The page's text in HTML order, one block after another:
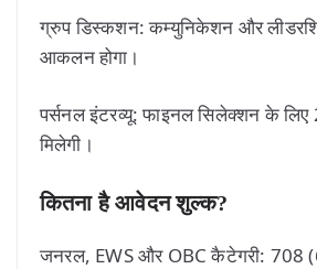
ग्रुप डिस्कशन: कम्युनिकेशन और
आकलन होगा।
पर्सनल इंटरव्यू: फाइनल सिलेक्शन के
मिलेगी।
कितना है आवेदन शुल्क?
जनरल, EWS और OBC कैटेगरी: 708